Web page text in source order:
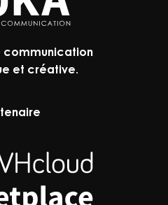
communication
et créative.